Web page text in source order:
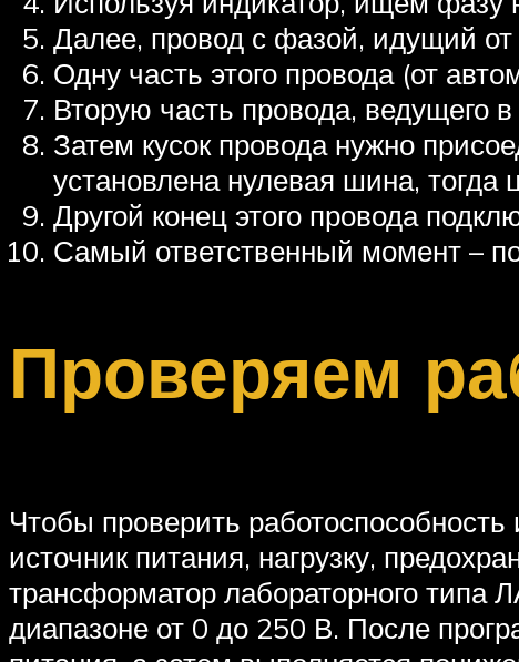
Далее, провод с фазой, идущий
Одну часть этого провода (от
Вторую часть провода, ведущего
Затем кусок провода нужно
установлена нулевая шина, тогда
Другой конец этого провода
Самый ответственный момент –
Проверяем
Чтобы проверить
источник питания, нагрузку,
трансформатор лабораторного типа
диапазоне от 0 до 250 В. После